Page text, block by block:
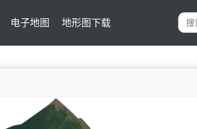
电子地图 地形图下载